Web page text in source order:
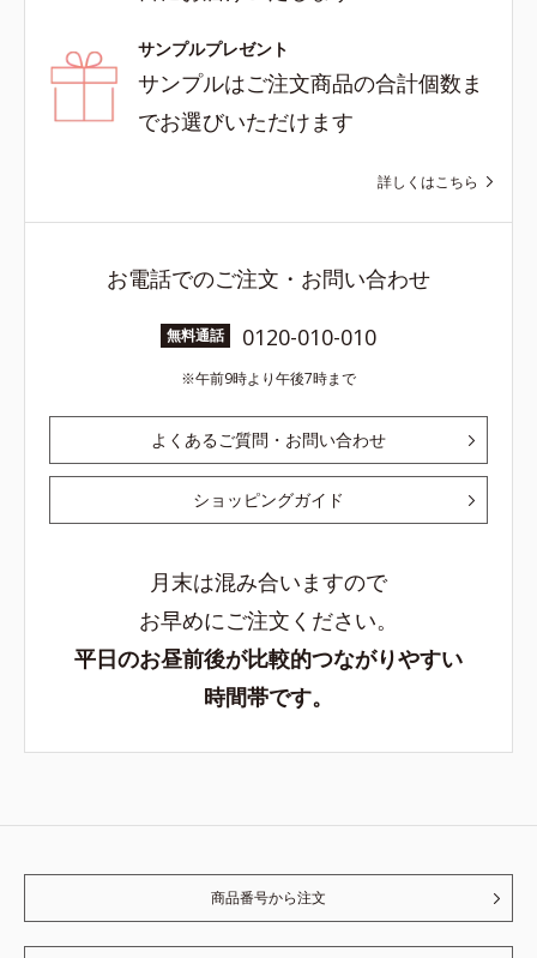
サンプルプレゼント
サンプルはご注文商品の合計個数ま
でお選びいただけます
詳しくはこちら
お電話でのご注文・お問い合わせ
無料通話 0120-010-010
午前9時より午後7時まで
よくあるご質問・お問い合わせ
ショッピングガイド
月末は混み合いますので
お早めにご注文ください。
平日のお昼前後が比較的つながりやすい
時間帯です。
商品番号から注文